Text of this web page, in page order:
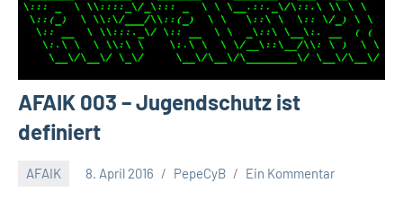
AFAIK 003 – Jugendschutz ist
definiert
AFAIK 8. April 2016 PepeCyB Ein Kommentar